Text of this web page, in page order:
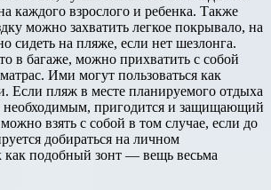
каждого взрослого и ребенка. Также
можно захватить легкое покрывало, на
сидеть на пляже, если нет шезлонга.
в багаже, можно прихватить с собой
Ими могут пользоваться как
Если пляж в месте планируемого отдыха
необходимым, пригодится и защищающий
взять с собой в том случае, если до
добираться на личном
как подобный зонт — вещь весьма